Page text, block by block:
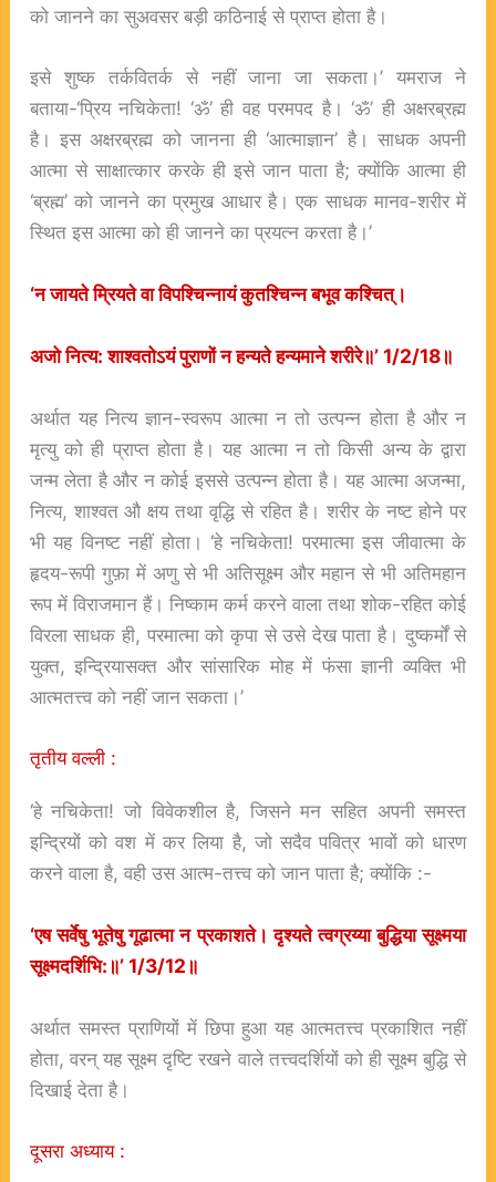
को जानने का सुअवसर बड़ी कठिनाई से प्राप्त होता है।
इसे शुष्क तर्कवितर्क से नहीं जाना जा सकता।’ यमराज ने
बताया-‘प्रिय नचिकेता! ‘ॐ’ ही वह परमपद है। ‘ॐ’ ही अक्षरब्रह्म
है। इस अक्षरब्रह्म को जानना ही ‘आत्माज्ञान’ है। साधक अपनी
आत्मा से साक्षात्कार करके ही इसे जान पाता है; क्योंकि आत्मा ही
‘ब्रह्म’ को जानने का प्रमुख आधार है। एक साधक मानव-शरीर में
स्थित इस आत्मा को ही जानने का प्रयत्न करता है।’
‘नजायतेम्रियतेवाविपश्चिन्नायंकुतश्चिन्नबभूवकश्चित्।
अजोनित्य:शाश्वतोऽयंपुराणोंनहन्यतेहन्यमानेशरीरे॥’ 1/2/18॥
अर्थात यह नित्य ज्ञान-स्वरूप आत्मा न तो उत्पन्न होता है और न
मृत्यु को ही प्राप्त होता है। यह आत्मा न तो किसी अन्य के द्वारा
जन्म लेता है और न कोई इससे उत्पन्न होता है। यह आत्मा अजन्मा,
नित्य, शाश्वत औ क्षय तथा वृद्धि से रहित है। शरीर के नष्ट होने पर
भी यह विनष्ट नहीं होता। ‘हे नचिकेता! परमात्मा इस जीवात्मा के
हृदय-रूपी गुफ़ा में अणु से भी अतिसूक्ष्म और महान से भी अतिमहान
रूप में विराजमान हैं। निष्काम कर्म करने वाला तथा शोक-रहित कोई
विरला साधक ही, परमात्मा को कृपा से उसे देख पाता है। दुष्कर्मों से
युक्त, इन्द्रियासक्त और सांसारिक मोह में फंसा ज्ञानी व्यक्ति भी
आत्मतत्त्व को नहीं जान सकता।’
तृतीय वल्ली :
‘हे नचिकेता! जो विवेकशील है, जिसने मन सहित अपनी समस्त
इन्द्रियों को वश में कर लिया है, जो सदैव पवित्र भावों को धारण
करने वाला है, वही उस आत्म-तत्त्व को जान पाता है; क्योंकि :-
‘एषसर्वेषुभूतेषुगूढात्मानप्रकाशते।दृश्यतेत्वग्रय्याबुद्धियासूक्ष्मया
सूक्ष्मदर्शिभि: ॥’ 1/3/12 ॥
अर्थात समस्त प्राणियों में छिपा हुआ यह आत्मतत्त्व प्रकाशित नहीं
होता, वरन् यह सूक्ष्म दृष्टि रखने वाले तत्त्वदर्शियों को ही सूक्ष्म बुद्धि से
दिखाई देता है।
दूसरा अध्याय :